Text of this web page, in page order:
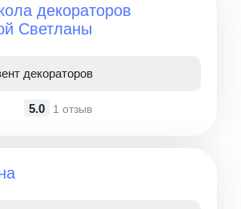
декораторов
Светланы
декораторов
5.0 1 отзыв